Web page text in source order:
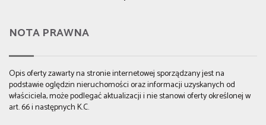
NOTA PRAWNA
Opis oferty zawarty na stronie internetowej sporządzany jest na
podstawie oględzin nieruchomości oraz informacji uzyskanych od
właściciela, może podlegać aktualizacji i nie stanowi oferty określonej w
art. 66 i następnych K.C.